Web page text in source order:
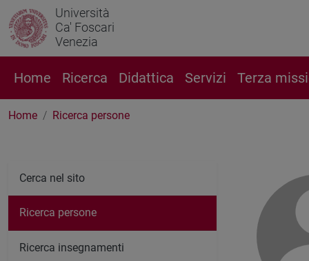
Università
Ca' Foscari
Venezia
Home Ricerca Didattica Servizi Terza
Home Ricerca persone
Cerca nel sito
Ricerca persone
Ricerca insegnamenti